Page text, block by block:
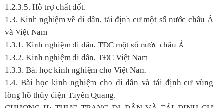
1.2.3.5. Hỗ trợ chất đốt.
1.3. Kinh nghiệm về di dân, tái định cư một số nước châu Á
và Việt Nam
1.3.1. Kinh nghiệm di dân, TĐC một số nước châu Á
1.3.2. Kinh nghiệm di dân, TĐC Việt Nam
1.3.3. Bài học kinh nghiệm cho Việt Nam
1.4. Bài học kinh nghiệm cho di dân và tái định cư vùng
lòng hồ thủy điện Tuyên Quang.